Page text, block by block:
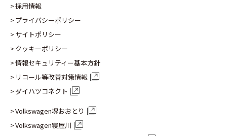
採用情報
プライバシーポリシー
サイトポリシー
クッキーポリシー
情報セキュリティー基本方針
リコール等改善対策情報
ダイハツコネクト
Volkswagen堺おおとり
Volkswagen寝屋川